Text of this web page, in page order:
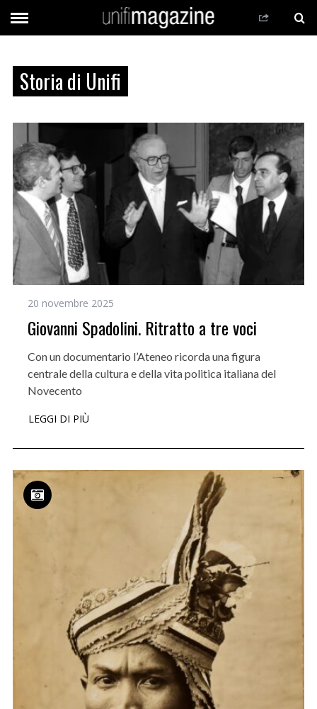
Storia di Unifi
20 novembre 2025
Giovanni Spadolini. Ritratto a tre voci
Con un documentario l’Ateneo ricorda una figura
centrale della cultura e della vita politica italiana del
Novecento
LEGGI DI PIÙ